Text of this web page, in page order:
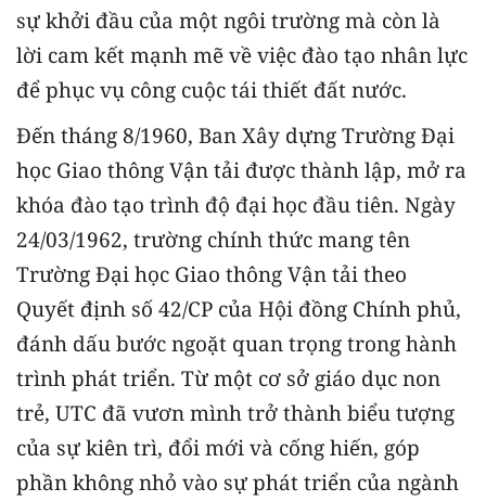
sự khởi đầu của một ngôi trường mà còn là
lời cam kết mạnh mẽ về việc đào tạo nhân lực
để phục vụ công cuộc tái thiết đất nước.
Đến tháng 8/1960, Ban Xây dựng Trường Đại
học Giao thông Vận tải được thành lập, mở ra
khóa đào tạo trình độ đại học đầu tiên. Ngày
24/03/1962, trường chính thức mang tên
Trường Đại học Giao thông Vận tải theo
Quyết định số 42/CP của Hội đồng Chính phủ,
đánh dấu bước ngoặt quan trọng trong hành
trình phát triển. Từ một cơ sở giáo dục non
trẻ, UTC đã vươn mình trở thành biểu tượng
của sự kiên trì, đổi mới và cống hiến, góp
phần không nhỏ vào sự phát triển của ngành